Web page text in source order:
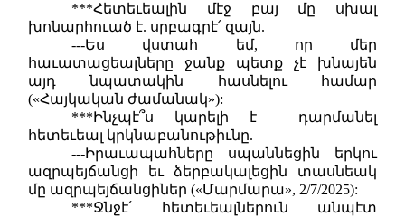
***Հետեւեալին մէջ բայ մը սխալ
խոնարհուած է. սրբագրէ՛ զայն.
---Ես վստահ եմ, որ մեր
հաւատացեալները ջանք պետք չէ խնայեն
այդ նպատակին հասնելու համար
(«Հայկական ժամանակ»):
***Ինչպէ՞ս կարելի է  դարմանել
հետեւեալ կրկնաբանութիւնը.
---Իրաւապահները սպաննեցին երկու
ազրպեյճանցի եւ ձերբակալեցին տասնեակ
մը ազրպեյճանցիներ («Մարմարա», 2/7/2025):
***Ջնջէ՛ հետեւեալներուն անպէտ